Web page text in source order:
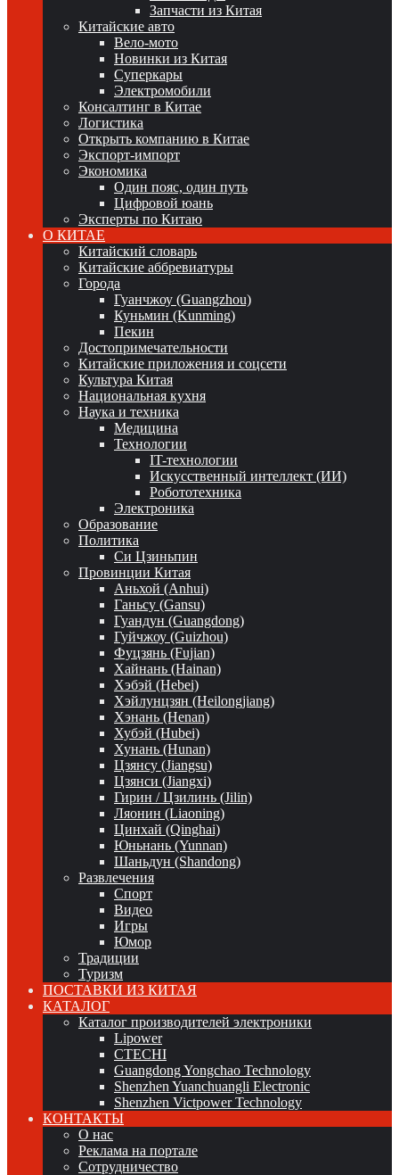
Запчасти из Китая
Китайские авто
Вело-мото
Новинки из Китая
Суперкары
Электромобили
Консалтинг в Китае
Логистика
Открыть компанию в Китае
Экспорт-импорт
Экономика
Один пояс, один путь
Цифровой юань
Эксперты по Китаю
О КИТАЕ
Китайский словарь
Китайские аббревиатуры
Города
Гуанчжоу (Guangzhou)
Куньмин (Kunming)
Пекин
Достопримечательности
Китайские приложения и соцсети
Культура Китая
Национальная кухня
Наука и техника
Медицина
Технологии
IT-технологии
Искусственный интеллект (ИИ)
Робототехника
Электроника
Образование
Политика
Си Цзиньпин
Провинции Китая
Аньхой (Anhui)
Ганьсу (Gansu)
Гуандун (Guangdong)
Гуйчжоу (Guizhou)
Фуцзянь (Fujian)
Хайнань (Hainan)
Хэбэй (Hebei)
Хэйлунцзян (Heilongjiang)
Хэнань (Henan)
Хубэй (Hubei)
Хунань (Hunan)
Цзянсу (Jiangsu)
Цзянси (Jiangxi)
Гирин / Цзилинь (Jilin)
Ляонин (Liaoning)
Цинхай (Qinghai)
Юньнань (Yunnan)
Шаньдун (Shandong)
Развлечения
Спорт
Видео
Игры
Юмор
Традиции
Туризм
ПОСТАВКИ ИЗ КИТАЯ
КАТАЛОГ
Каталог производителей электроники
Lipower
CTECHI
Guangdong Yongchao Technology
Shenzhen Yuanchuangli Electronic
Shenzhen Victpower Technology
КОНТАКТЫ
О нас
Реклама на портале
Сотрудничество